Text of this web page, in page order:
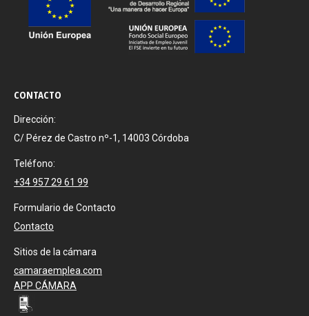
CONTACTO
Dirección:
C/ Pérez de Castro nº-1, 14003 Córdoba
Teléfono:
+34 957 29 61 99
Formulario de Contacto
Contacto
Sitios de la cámara
camaraemplea.com
APP CÁMARA